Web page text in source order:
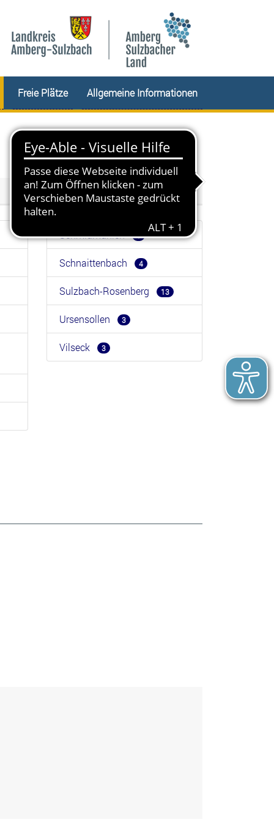
Freie Plätze Allgemeine Informationen
Schmidmühlen 1
Schnaittenbach 4
Sulzbach-Rosenberg 13
Ursensollen 3
Vilseck 3